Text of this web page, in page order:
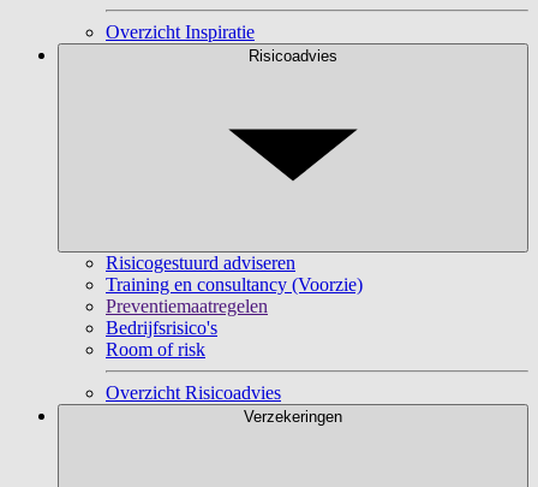
Overzicht Inspiratie
Risicoadvies
Risicogestuurd adviseren
Training en consultancy (Voorzie)
Preventiemaatregelen
Bedrijfsrisico's
Room of risk
Overzicht Risicoadvies
Verzekeringen